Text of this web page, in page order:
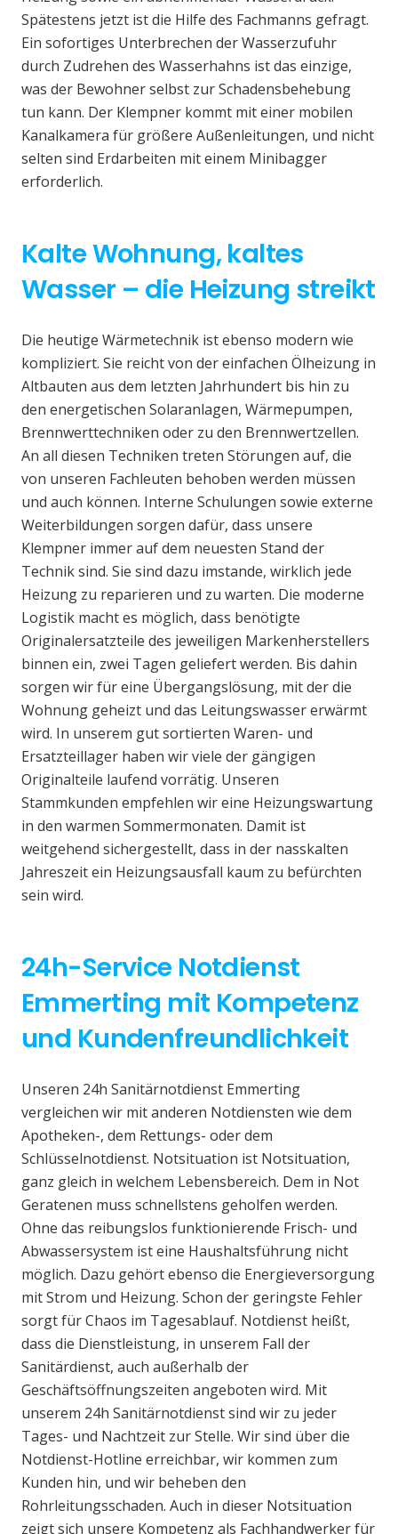
Spätestens jetzt ist die Hilfe des Fachmanns gefragt.
Ein sofortiges Unterbrechen der Wasserzufuhr
durch Zudrehen des Wasserhahns ist das einzige,
was der Bewohner selbst zur Schadensbehebung
tun kann. Der Klempner kommt mit einer mobilen
Kanalkamera für größere Außenleitungen, und nicht
selten sind Erdarbeiten mit einem Minibagger
erforderlich.
Kalte Wohnung, kaltes
Wasser – die Heizung streikt
Die heutige Wärmetechnik ist ebenso modern wie
kompliziert. Sie reicht von der einfachen Ölheizung in
Altbauten aus dem letzten Jahrhundert bis hin zu
den energetischen Solaranlagen, Wärmepumpen,
Brennwerttechniken oder zu den Brennwertzellen.
An all diesen Techniken treten Störungen auf, die
von unseren Fachleuten behoben werden müssen
und auch können. Interne Schulungen sowie externe
Weiterbildungen sorgen dafür, dass unsere
Klempner immer auf dem neuesten Stand der
Technik sind. Sie sind dazu imstande, wirklich jede
Heizung zu reparieren und zu warten. Die moderne
Logistik macht es möglich, dass benötigte
Originalersatzteile des jeweiligen Markenherstellers
binnen ein, zwei Tagen geliefert werden. Bis dahin
sorgen wir für eine Übergangslösung, mit der die
Wohnung geheizt und das Leitungswasser erwärmt
wird. In unserem gut sortierten Waren- und
Ersatzteillager haben wir viele der gängigen
Originalteile laufend vorrätig. Unseren
Stammkunden empfehlen wir eine Heizungswartung
in den warmen Sommermonaten. Damit ist
weitgehend sichergestellt, dass in der nasskalten
Jahreszeit ein Heizungsausfall kaum zu befürchten
sein wird.
24h-Service Notdienst
Emmerting mit Kompetenz
und Kundenfreundlichkeit
Unseren 24h Sanitärnotdienst Emmerting
vergleichen wir mit anderen Notdiensten wie dem
Apotheken-, dem Rettungs- oder dem
Schlüsselnotdienst. Notsituation ist Notsituation,
ganz gleich in welchem Lebensbereich. Dem in Not
Geratenen muss schnellstens geholfen werden.
Ohne das reibungslos funktionierende Frisch- und
Abwassersystem ist eine Haushaltsführung nicht
möglich. Dazu gehört ebenso die Energieversorgung
mit Strom und Heizung. Schon der geringste Fehler
sorgt für Chaos im Tagesablauf. Notdienst heißt,
dass die Dienstleistung, in unserem Fall der
Sanitärdienst, auch außerhalb der
Geschäftsöffnungszeiten angeboten wird. Mit
unserem 24h Sanitärnotdienst sind wir zu jeder
Tages- und Nachtzeit zur Stelle. Wir sind über die
Notdienst-Hotline erreichbar, wir kommen zum
Kunden hin, und wir beheben den
Rohrleitungsschaden. Auch in dieser Notsituation
zeigt sich unsere Kompetenz als Fachhandwerker für